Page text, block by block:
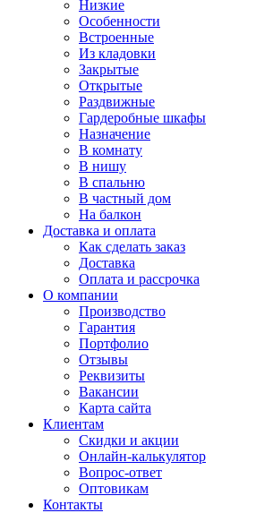
Низкие
Особенности
Встроенные
Из кладовки
Закрытые
Открытые
Раздвижные
Гардеробные шкафы
Назначение
В комнату
В нишу
В спальню
В частный дом
На балкон
Доставка и оплата
Как сделать заказ
Доставка
Оплата и рассрочка
О компании
Производство
Гарантия
Портфолио
Отзывы
Реквизиты
Вакансии
Карта сайта
Клиентам
Скидки и акции
Онлайн-калькулятор
Вопрос-ответ
Оптовикам
Контакты